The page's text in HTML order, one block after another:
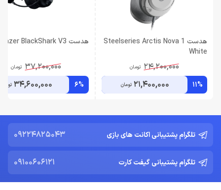
هدست Steelseries Arctis Nova 1
White
24,200,000 تومان
11%
21,400,000 تومان
هدست Razer BlackShark V3
37,200,000 تومان
6%
34,600,000 تومان
تلگرام پشتیبانی اکانت های بازی 09224825043
تلگرام پشتیبانی گیفت کارت 09100606121